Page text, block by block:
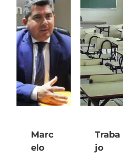
Marc
elo
Traba
jo